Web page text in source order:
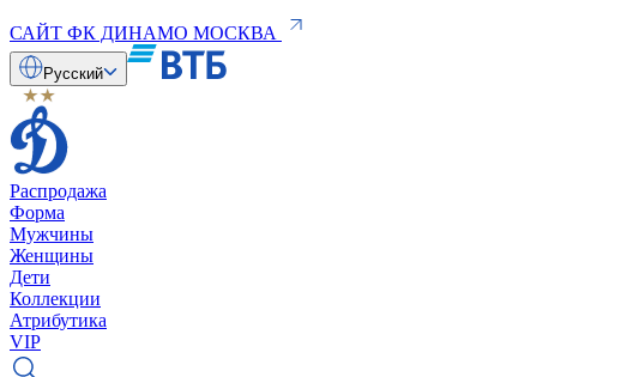
САЙТ ФК ДИНАМО МОСКВА
Русский
Распродажа
Форма
Мужчины
Женщины
Дети
Коллекции
Атрибутика
VIP